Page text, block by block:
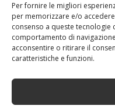
Per fornire le migliori
per memorizzare e/o
consenso a queste
comportamento di
acconsentire o ritirare il
caratteristiche e funzioni.
Articoli recenti
da sapere